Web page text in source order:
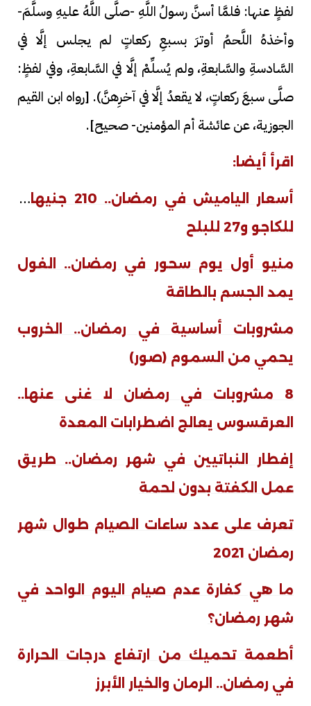
لفظٍ عنها: فلمَّا أسنَّ رسولُ اللَّهِ -صلَّى اللَّهُ عليهِ وسلَّمَ-
وأخذهُ اللَّحمُ أوترَ بسبعِ ركعاتٍ لم يجلس إلَّا في
السَّادسةِ والسَّابعةِ، ولم يُسلِّمْ إلَّا في السَّابعةِ، وفي لفظٍ:
صلَّى سبعَ ركعاتٍ، لا يقعدُ إلَّا في آخرِهنَّ). [رواه ابن القيم
الجوزية، عن عائشة أم المؤمنين- صحيح].
اقرأ أيضا:
أ
سعار الياميش في رمضان.. 210 جنيهات
للكاجو و27 للبلح
منيو أول يوم سحور في رمضان.. الفول
يمد الجسم بالطاقة
مشروبات أساسية في رمضان.. الخروب
يحمي من السموم (صور)
8 مشروبات في رمضان لا غنى عنها..
العرقسوس يعالج اضطرابات المعدة
إفطار النباتيين في شهر رمضان.. طريق
عمل الكفتة بدون لحمة
تعرف على عدد ساعات الصيام طوال شهر
رمضان 2021
ما هي كفارة عدم صيام اليوم الواحد في
شهر رمضان؟
أطعمة تحميك من ارتفاع درجات الحرارة
في رمضان.. الرمان والخيار الأبرز